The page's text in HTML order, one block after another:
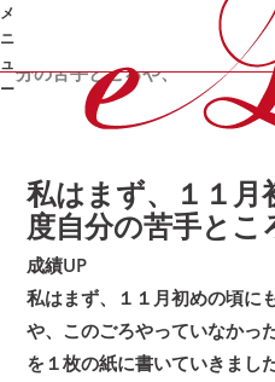
メ
ニ
ュ
ー
/ 体験記
私はまず、１１月初めの頃に
分の苦手ところや、
私はまず、１１
度自分の苦手とこ
成績UP
私はまず、１１月初めの頃に
や、このごろやっていなかっ
を１枚の紙に書いていきまし